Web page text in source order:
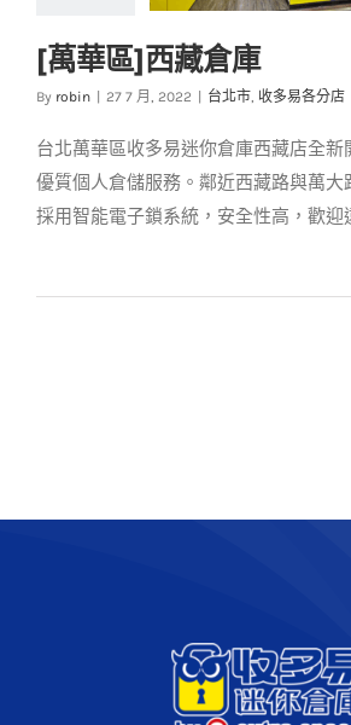
[萬華區]西藏倉庫
[萬華區]西藏倉庫
By robin 27 7 月, 2022 台北市, 收多易各分店
台北萬華區收多易迷你倉庫西藏店全新
優質個人倉儲服務。鄰近西藏路與萬大
採用智能電子鎖系統，安全性高，歡迎